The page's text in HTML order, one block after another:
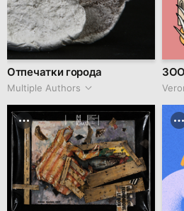
Отпечатки города
Multiple Authors